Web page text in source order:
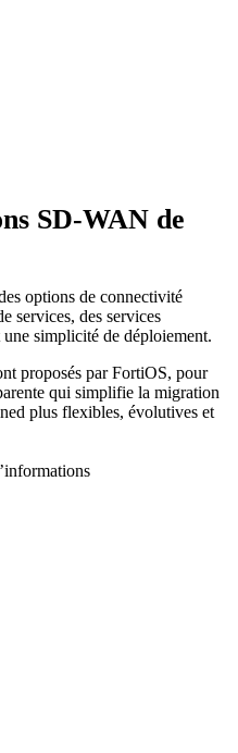
SD-WAN de
options de connectivité
services, des services
simplicité de déploiement.
proposés par FortiOS, pour
qui simplifie la migration
plus flexibles, évolutives et